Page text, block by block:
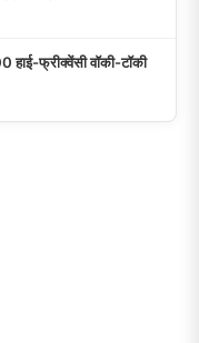
हाई-फ्रीक्वेंसी वॉकी-टॉकी